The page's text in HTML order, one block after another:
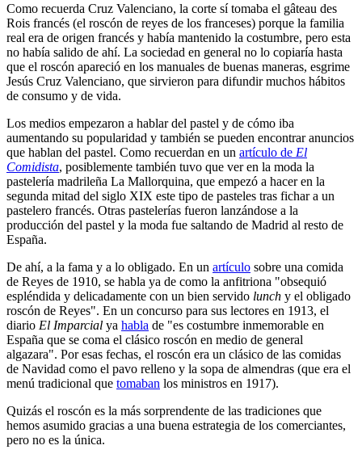
Como recuerda Cruz Valenciano, la corte sí tomaba el gâteau des
Rois francés (el roscón de reyes de los franceses) porque la familia
real era de origen francés y había mantenido la costumbre, pero esta
no había salido de ahí. La sociedad en general no lo copiaría hasta
que el roscón apareció en los manuales de buenas maneras, esgrime
Jesús Cruz Valenciano, que sirvieron para difundir muchos hábitos
de consumo y de vida.
Los medios empezaron a hablar del pastel y de cómo iba
aumentando su popularidad y también se pueden encontrar anuncios
que hablan del pastel. Como recuerdan en un artículo de El
Comidista, posiblemente también tuvo que ver en la moda la
pastelería madrileña La Mallorquina, que empezó a hacer en la
segunda mitad del siglo XIX este tipo de pasteles tras fichar a un
pastelero francés. Otras pastelerías fueron lanzándose a la
producción del pastel y la moda fue saltando de Madrid al resto de
España.
De ahí, a la fama y a lo obligado. En un artículo sobre una comida
de Reyes de 1910, se habla ya de como la anfitriona "obsequió
espléndida y delicadamente con un bien servido lunch y el obligado
roscón de Reyes". En un concurso para sus lectores en 1913, el
diario El Imparcial ya habla de "es costumbre inmemorable en
España que se coma el clásico roscón en medio de general
algazara". Por esas fechas, el roscón era un clásico de las comidas
de Navidad como el pavo relleno y la sopa de almendras (que era el
menú tradicional que tomaban los ministros en 1917).
Quizás el roscón es la más sorprendente de las tradiciones que
hemos asumido gracias a una buena estrategia de los comerciantes,
pero no es la única.